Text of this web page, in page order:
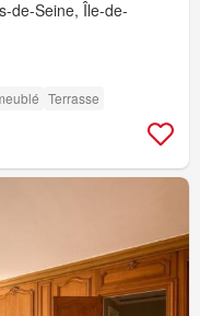
de-Seine, Île-de-
Terrasse